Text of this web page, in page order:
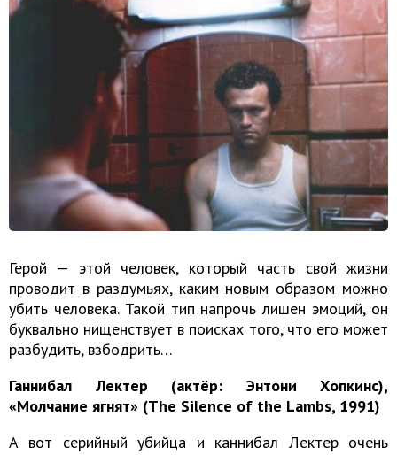
Герой — этой человек, который часть свой жизни
проводит в раздумьях, каким новым образом можно
убить человека. Такой тип напрочь лишен эмоций, он
буквально нищенствует в поисках того, что его может
разбудить, взбодрить…
Ганнибал Лектер (актёр: Энтони Хопкинс),
«Молчание ягнят» (The Silence of the Lambs, 1991)
А вот серийный убийца и каннибал Лектер очень